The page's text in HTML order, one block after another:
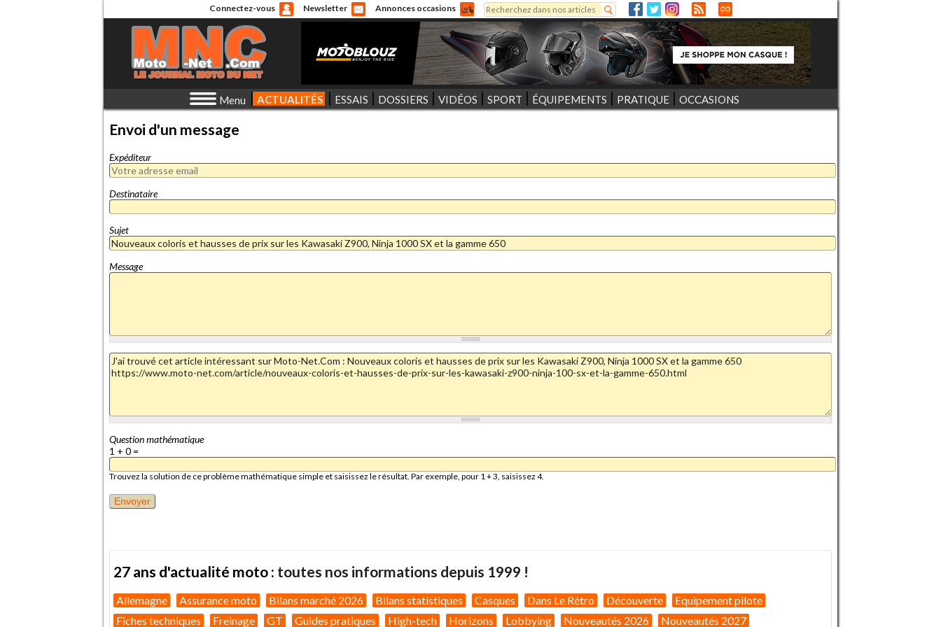
Connectez-vous Newsletter Annonces occasions
Formulaire de recherche
Rechercher
Menu ACTUALITÉS ESSAIS DOSSIERS VIDÉOS SPORT ÉQUIPEMENTS PRATIQUE OCCASIONS
Envoi d'un message
Expéditeur
Destinataire
Sujet
Message
Question mathématique
1 + 0 =
Trouvez la solution de ce problème mathématique simple et saisissez le résultat. Par exemple, pour 1 + 3, saisissez 4.
27 ans d'actualité moto : toutes nos informations depuis 1999 !
Allemagne Assurance moto Bilans marché 2026 Bilans statistiques Casques Dans Le Rétro Découverte
Equipement pilote
Fiches techniques
Freinage GT Guides pratiques High-tech Horizons Lobbying Nouveautés 2026 Nouveautés 2027